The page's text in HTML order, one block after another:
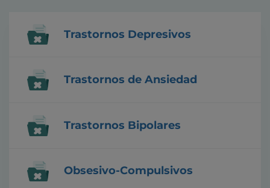
Trastornos Depresivos
Trastornos de Ansiedad
Trastornos Bipolares
Obsesivo-Compulsivos